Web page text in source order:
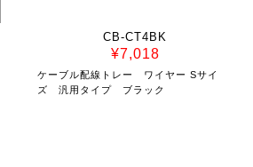
CB-CT4BK
¥7,018
ケーブル配線トレー ワイヤー Sサイ
ズ 汎用タイプ ブラック